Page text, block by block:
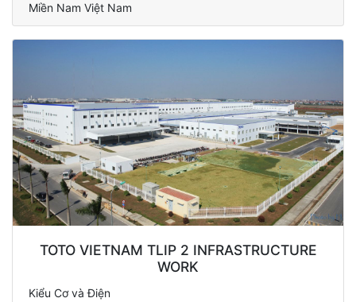
Miền Nam Việt Nam
TOTO VIETNAM TLIP 2 INFRASTRUCTURE
WORK
Kiểu Cơ và Điện